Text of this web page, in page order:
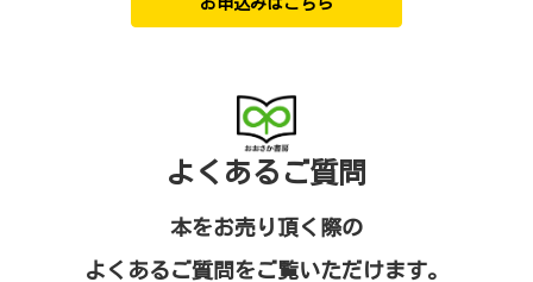
お申込みはこちら
よくあるご質問
本をお売り頂く際の
よくあるご質問をご覧いただけます。